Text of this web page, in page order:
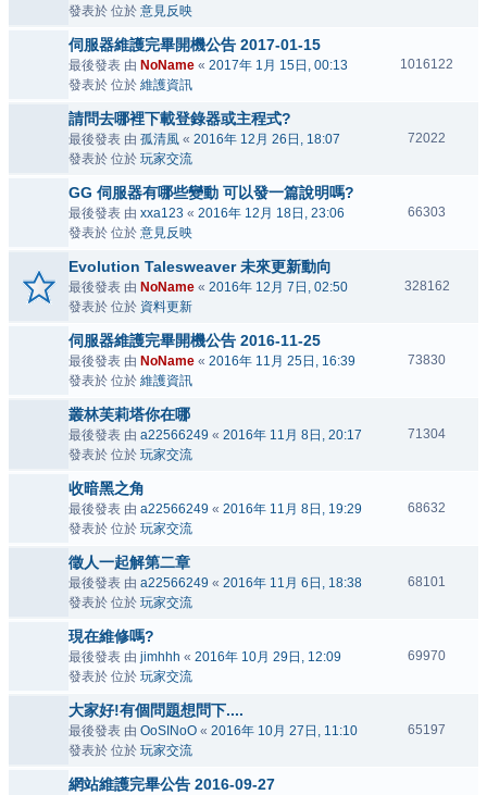
發表於 位於 意見反映
伺服器維護完畢開機公告 2017-01-15
最後發表 由 NoName « 2017年 1月 15日, 00:13
發表於 位於 維護資訊
1016122
請問去哪裡下載登錄器或主程式?
最後發表 由 孤清風 « 2016年 12月 26日, 18:07
發表於 位於 玩家交流
72022
GG 伺服器有哪些變動 可以發一篇說明嗎?
最後發表 由 xxa123 « 2016年 12月 18日, 23:06
發表於 位於 意見反映
66303
Evolution Talesweaver 未來更新動向
最後發表 由 NoName « 2016年 12月 7日, 02:50
發表於 位於 資料更新
328162
伺服器維護完畢開機公告 2016-11-25
最後發表 由 NoName « 2016年 11月 25日, 16:39
發表於 位於 維護資訊
73830
叢林芙莉塔你在哪
最後發表 由 a22566249 « 2016年 11月 8日, 20:17
發表於 位於 玩家交流
71304
收暗黑之角
最後發表 由 a22566249 « 2016年 11月 8日, 19:29
發表於 位於 玩家交流
68632
徵人一起解第二章
最後發表 由 a22566249 « 2016年 11月 6日, 18:38
發表於 位於 玩家交流
68101
現在維修嗎?
最後發表 由 jimhhh « 2016年 10月 29日, 12:09
發表於 位於 玩家交流
69970
大家好!有個問題想問下....
最後發表 由 OoSINoO « 2016年 10月 27日, 11:10
發表於 位於 玩家交流
65197
網站維護完畢公告 2016-09-27